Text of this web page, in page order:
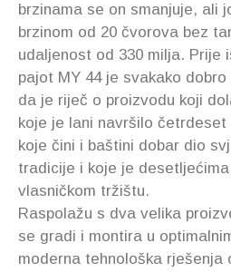
brzinama se on smanjuje, ali
brzinom od 20 čvorova bez
udaljenost od 330 milja. Prije
pajot MY 44 je svakako
da je riječ o proizvodu koji
koje je lani navršilo
koje čini i baštini dobar dio
tradicije i koje je
vlasničkom tržištu.
Raspolažu s dva velika
se gradi i montira u
moderna tehnološka rješenja